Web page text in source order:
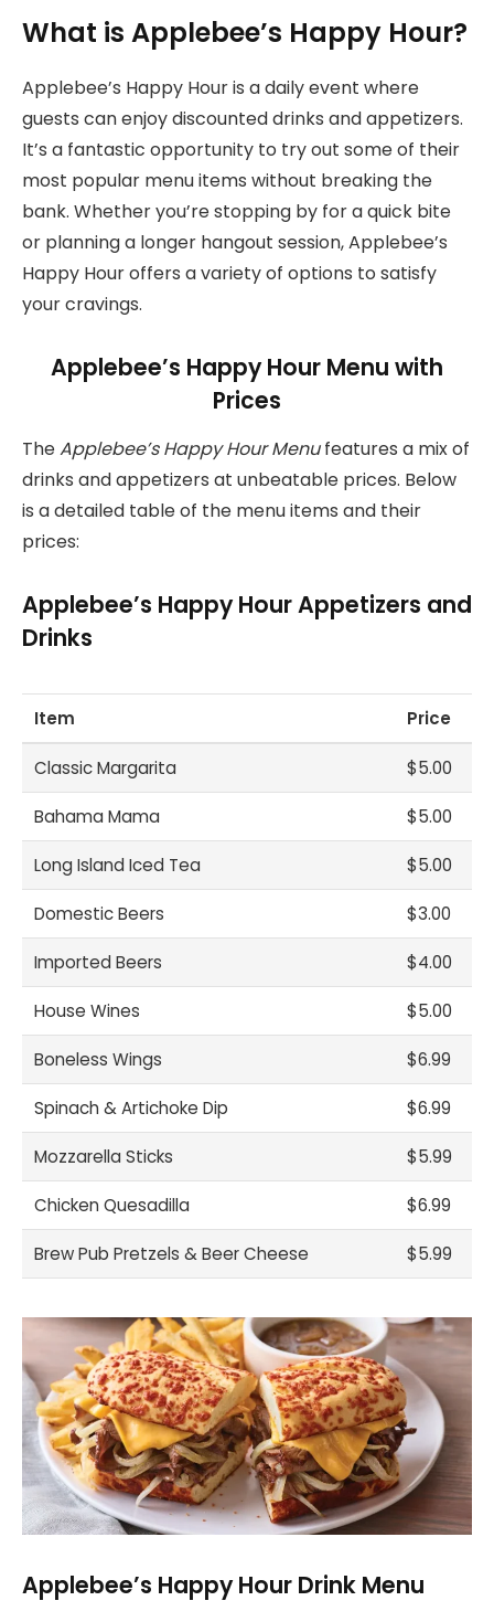
What is Applebee’s Happy Hour?
Applebee’s Happy Hour is a daily event where
guests can enjoy discounted drinks and appetizers.
It’s a fantastic opportunity to try out some of their
most popular menu items without breaking the
bank. Whether you’re stopping by for a quick bite
or planning a longer hangout session, Applebee’s
Happy Hour offers a variety of options to satisfy
your cravings.
Applebee’s Happy Hour Menu with
Prices
TheApplebee’s Happy Hour Menufeatures a mix of
drinks and appetizers at unbeatable prices. Below
is a detailed table of the menu items and their
prices:
Applebee’s Happy Hour Appetizers and
Drinks
Item Price
Classic Margarita $5.00
Bahama Mama $5.00
Long Island Iced Tea $5.00
Domestic Beers $3.00
Imported Beers $4.00
House Wines $5.00
Boneless Wings $6.99
Spinach & Artichoke Dip $6.99
Mozzarella Sticks $5.99
Chicken Quesadilla $6.99
Brew Pub Pretzels & Beer Cheese $5.99
Applebee’s Happy Hour Drink Menu